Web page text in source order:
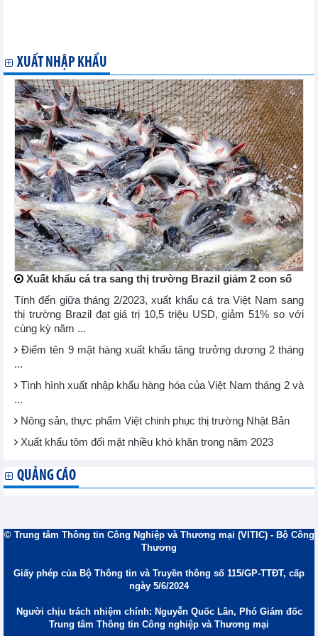
XUẤT NHẬP KHẨU
Xuất khẩu cá tra sang thị trường Brazil giảm 2 con số
Tính đến giữa tháng 2/2023, xuất khẩu cá tra Việt Nam sang
thị trường Brazil đạt giá trị 10,5 triệu USD, giảm 51% so với
cùng kỳ năm ...
Điểm tên 9 mặt hàng xuất khẩu tăng trưởng dương 2 tháng
...
Tình hình xuất nhập khẩu hàng hóa của Việt Nam tháng 2 và
...
Nông sản, thực phẩm Việt chinh phục thị trường Nhật Bản
Xuất khẩu tôm đối mặt nhiều khó khăn trong năm 2023
QUẢNG CÁO
© Trung tâm Thông tin Công Nghiệp và Thương mại (VITIC) - Bộ Công
Thương
Giấy phép của Bộ Thông tin và Truyền thông số 115/GP-TTĐT, cấp
ngày 5/6/2024
Người chịu trách nhiệm chính: Nguyễn Quốc Lân, Phó Giám đốc
Trung tâm Thông tin Công nghiệp và Thương mại